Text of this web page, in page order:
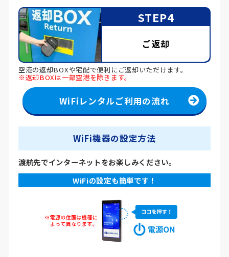
STEP4
ご返却
空港の返却BOXや宅配で便利にご返却いただけます。
※返却BOXは一部空港を除きます。
WiFiレンタルご利用の流れ
WiFi機器の設定方法
渡航先でインターネットをお楽しみください。
WiFiの設定も簡単です！